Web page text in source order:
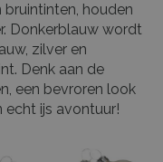
houden
Donkerblauw wordt
zilver en
Denk aan de
een bevroren look
echt ijs avontuur!